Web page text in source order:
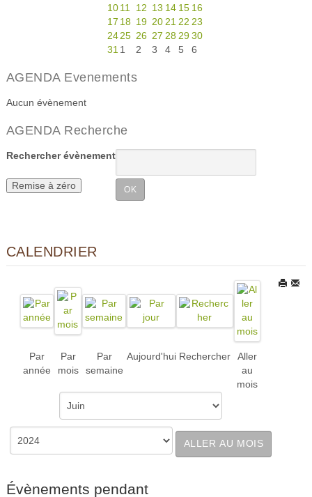
10 11 12 13 14 15 16
17 18 19 20 21 22 23
2425 26 27 28 29 30
31 1 2 3 4 5 6
AGENDA Evenements
Aucun évènement
AGENDA Recherche
Rechercher évènement
CALENDRIER
Par
année
Par
mois
Par
semaine
Aujourd'hui Rechercher
Aller
au
mois
ALLER AU MOIS
Évènements pendant